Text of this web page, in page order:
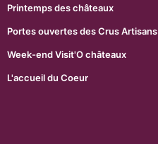
Printemps des châteaux
Portes ouvertes des Crus Artisans
Week-end Visit'O châteaux
L'accueil du Coeur